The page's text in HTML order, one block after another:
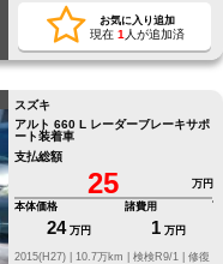
お気に入り追加
現在 1 人が追加済
スズキ
アルト 660 L レーダーブレーキサポ
ート装着車
支払総額
25
万円
本体価格
24 万円
諸費用
1 万円
修復